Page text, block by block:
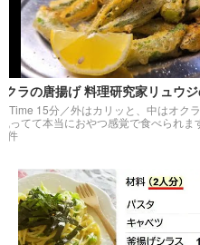
唐揚げ 料理研究家リュウジのバ
15分／外はカリッと、中はオクラのジ
本当におやつ感覚で食べられます／コ